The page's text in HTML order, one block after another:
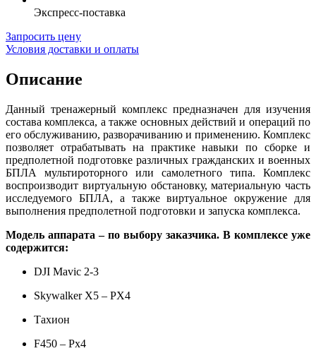
Экспресс-поставка
Запросить цену
Условия доставки и оплаты
Описание
Данный тренажерный комплекс предназначен для изучения
состава комплекса, а также основных действий и операций по
его обслуживанию, разворачиванию и применению. Комплекс
позволяет отрабатывать на практике навыки по сборке и
предполетной подготовке различных гражданских и военных
БПЛА мультироторного или самолетного типа. Комплекс
воспроизводит виртуальную обстановку, материальную часть
исследуемого БПЛА, а также виртуальное окружение для
выполнения предполетной подготовки и запуска комплекса.
Модель аппарата – по выбору заказчика. В комплексе уже
содержится:
DJI Mavic 2-3
Skywalker X5 – PX4
Тахион
F450 – Px4